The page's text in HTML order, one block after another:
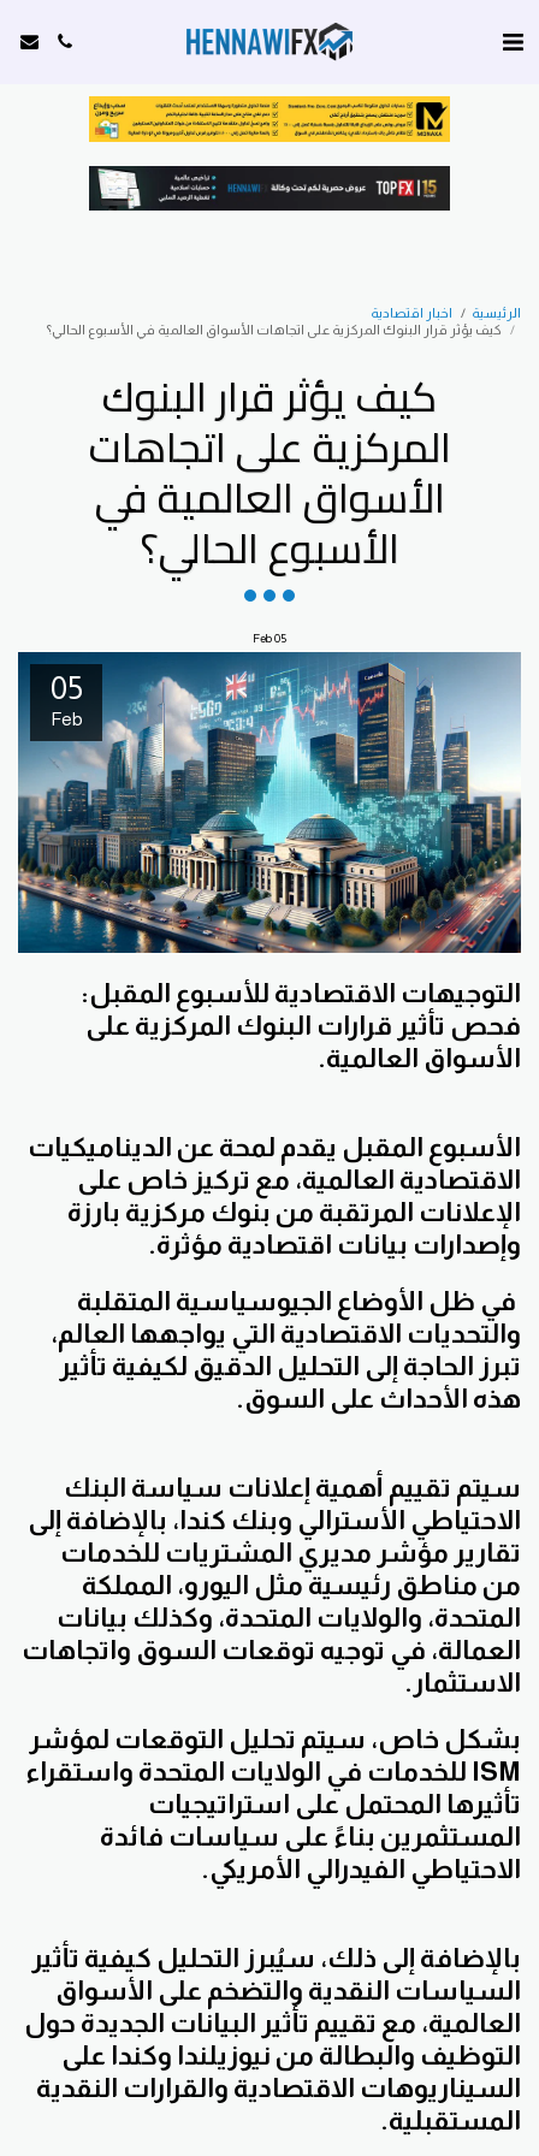
الرئيسية
اخبار اقتصادية
كيف يؤثر قرار البنوك المركزية على اتجاهات الأسواق العالمية في الأسبوع الحالي؟
كيف يؤثر قرار البنوك
المركزية على اتجاهات
الأسواق العالمية في
الأسبوع الحالي؟
05
Feb
05
Feb
التوجيهات الاقتصادية للأسبوع المقبل:
فحص تأثير قرارات البنوك المركزية على
الأسواق العالمية.
الأسبوع المقبل يقدم لمحة عن الديناميكيات
الاقتصادية العالمية، مع تركيز خاص على
الإعلانات المرتقبة من بنوك مركزية بارزة
وإصدارات بيانات اقتصادية مؤثرة.
في ظل الأوضاع الجيوسياسية المتقلبة
والتحديات الاقتصادية التي يواجهها العالم،
تبرز الحاجة إلى التحليل الدقيق لكيفية تأثير
هذه الأحداث على السوق.
سيتم تقييم أهمية إعلانات سياسة البنك
الاحتياطي الأسترالي وبنك كندا، بالإضافة إلى
تقارير مؤشر مديري المشتريات للخدمات
من مناطق رئيسية مثل اليورو، المملكة
المتحدة، والولايات المتحدة، وكذلك بيانات
العمالة، في توجيه توقعات السوق واتجاهات
الاستثمار.
بشكل خاص، سيتم تحليل التوقعات لمؤشر
ISM للخدمات في الولايات المتحدة واستقراء
تأثيرها المحتمل على استراتيجيات
المستثمرين بناءً على سياسات فائدة
الاحتياطي الفيدرالي الأمريكي.
بالإضافة إلى ذلك، سيُبرز التحليل كيفية تأثير
السياسات النقدية والتضخم على الأسواق
العالمية، مع تقييم تأثير البيانات الجديدة حول
التوظيف والبطالة من نيوزيلندا وكندا على
السيناريوهات الاقتصادية والقرارات النقدية
المستقبلية.